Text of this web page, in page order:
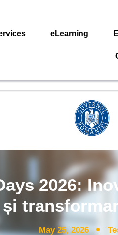
eLearning
2026:
și
May 25, 2026